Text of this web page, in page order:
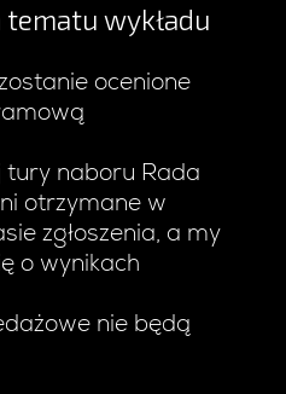
tematu wykładu
ocenione
tury naboru Rada
otrzymane w
zgłoszenia, a my
o wynikach
nie będą